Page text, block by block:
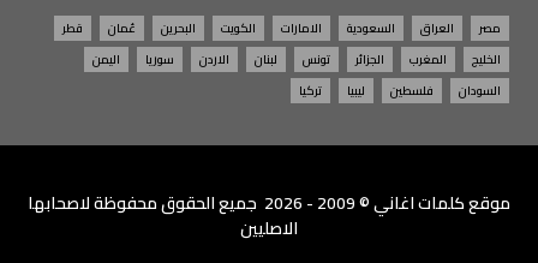
مصر العراق السعودية الامارات الكويت البحرين عُمان
قطر
الخليج
المغرب الجزائر تونس لبنان الاردن سوريا
اليمن
السودان
فلسطين ليبيا تركيا
موقعكلمات اغاني
© 2009 - 2026 جميع الحقوق محفوظة لاصحابها
الاصليين